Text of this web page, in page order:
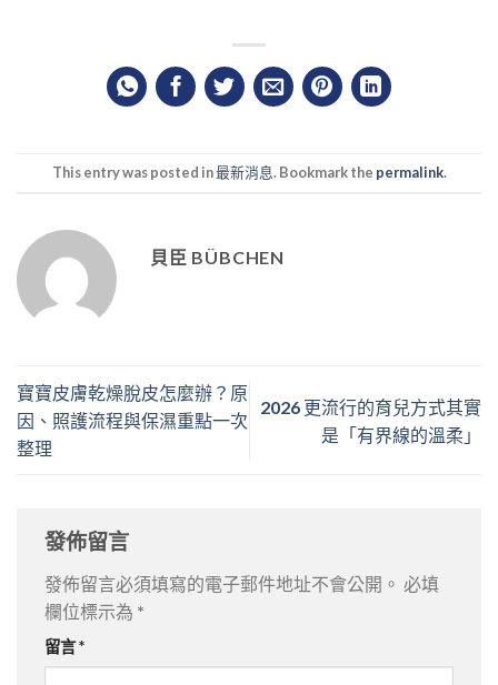
This entry was posted in最新消息. Bookmark the permalink.
貝臣 BÜBCHEN
寶寶皮膚乾燥脫皮怎麼辦？原
因、照護流程與保濕重點一次
整理
2026 更流行的育兒方式其實
是「有界線的溫柔」
發佈留言
發佈留言必須填寫的電子郵件地址不會公開。 必填
欄位標示為 *
留言*